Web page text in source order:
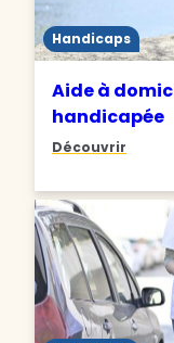
Handicaps
Aide à
handicapée
Découvrir